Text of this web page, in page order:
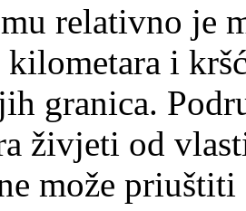
relativno je
i
granica.
živjeti od
može